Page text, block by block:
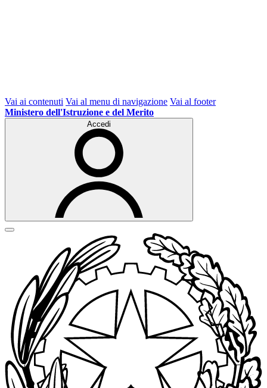
Vai ai contenuti Vai al menu di navigazione Vai al footer
Ministero dell'Istruzione e del Merito
Accedi